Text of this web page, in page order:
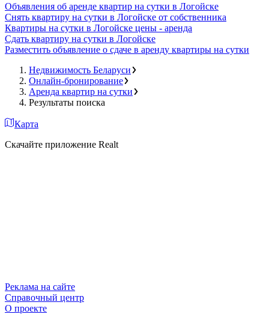
Объявления об аренде квартир на сутки в Логойске
Снять квартиру на сутки в Логойске от собственника
Квартиры на сутки в Логойске цены - аренда
Сдать квартиру на сутки в Логойске
Разместить объявление о сдаче в аренду квартиры на сутки
Недвижимость Беларуси
Онлайн-бронирование
Аренда квартир на сутки
Результаты поиска
Карта
Скачайте приложение Realt
Реклама на сайте
Справочный центр
О проекте